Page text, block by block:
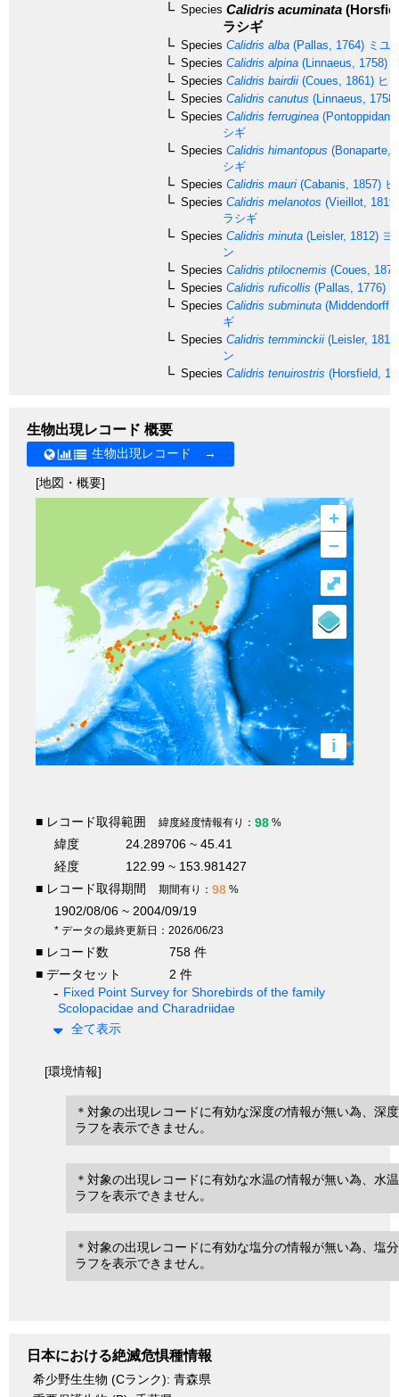
Species Calidris acuminata
ラシギ
Species Calidris alba (Pallas, 1764) ミユ
Species Calidris alpina (Linnaeus, 1758)
Species Calidris bairdii (Coues, 1861) ヒ
Species Calidris canutus (Linnaeus, 1758)
Species Calidris ferruginea (Pontoppidan,
シギ
Species Calidris himantopus (Bonaparte,
シギ
Species Calidris mauri (Cabanis, 1857)
Species Calidris melanotos (Vieillot, 1819)
ラシギ
Species Calidris minuta (Leisler, 1812) ヨ
ン
Species Calidris ptilocnemis (Coues,
Species Calidris ruficollis (Pallas, 1776)
Species Calidris subminuta (Middendorff,
ギ
Species Calidris temminckii (Leisler, 1812)
ン
Species Calidris tenuirostris (Horsfield,
生物出現レコード 概要
生物出現レコード →
[地図・概要]
+
–
i
⤢
■ レコード取得範囲 緯度経度情報有り： 98 %
緯度
24.289706 ~ 45.41
経度
122.99 ~ 153.981427
■ レコード取得期間
期間有り： 98 %
1902/08/06 ~ 2004/09/19
* データの最終更新日：2026/06/23
■ レコード数
758 件
■ データセット
2 件
Fixed Point Survey for Shorebirds of the family
Scolopacidae and Charadriidae
全て表示
[環境情報]
＊対象の出現レコードに有効な深度の情報が無い為、深
ラフを表示できません。
＊対象の出現レコードに有効な水温の情報が無い為、水
ラフを表示できません。
＊対象の出現レコードに有効な塩分の情報が無い為、塩
ラフを表示できません。
日本における絶滅危惧種情報
希少野生生物 (Cランク): 青森県